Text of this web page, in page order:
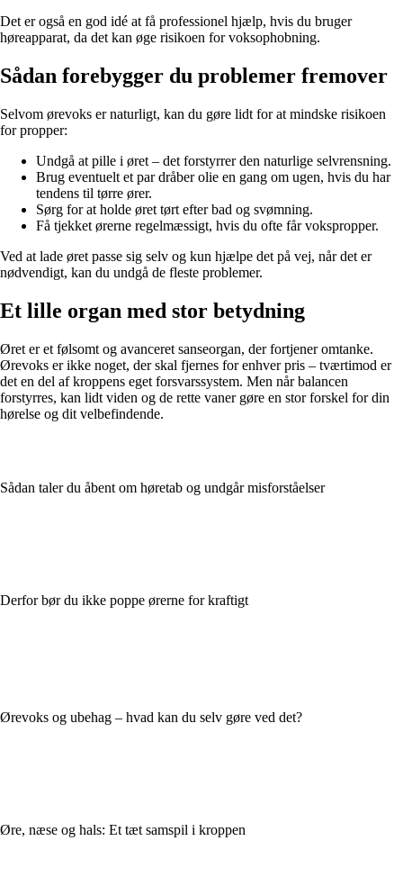
Det er også en god idé at få professionel hjælp, hvis du bruger
høreapparat, da det kan øge risikoen for voksophobning.
Sådan forebygger du problemer fremover
Selvom ørevoks er naturligt, kan du gøre lidt for at mindske risikoen
for propper:
Undgå at pille i øret – det forstyrrer den naturlige selvrensning.
Brug eventuelt et par dråber olie en gang om ugen, hvis du har
tendens til tørre ører.
Sørg for at holde øret tørt efter bad og svømning.
Få tjekket ørerne regelmæssigt, hvis du ofte får vokspropper.
Ved at lade øret passe sig selv og kun hjælpe det på vej, når det er
nødvendigt, kan du undgå de fleste problemer.
Et lille organ med stor betydning
Øret er et følsomt og avanceret sanseorgan, der fortjener omtanke.
Ørevoks er ikke noget, der skal fjernes for enhver pris – tværtimod er
det en del af kroppens eget forsvarssystem. Men når balancen
forstyrres, kan lidt viden og de rette vaner gøre en stor forskel for din
hørelse og dit velbefindende.
Sådan taler du åbent om høretab og undgår misforståelser
Derfor bør du ikke poppe ørerne for kraftigt
Ørevoks og ubehag – hvad kan du selv gøre ved det?
Øre, næse og hals: Et tæt samspil i kroppen